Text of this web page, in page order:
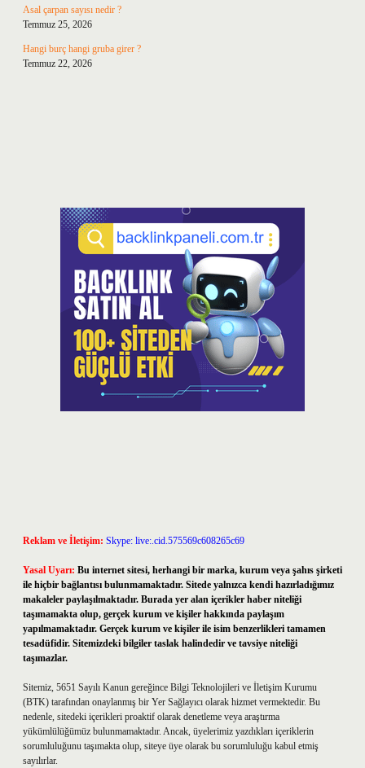
Asal çarpan sayısı nedir ?
Temmuz 25, 2026
Hangi burç hangi gruba girer ?
Temmuz 22, 2026
Reklam ve İletişim: Skype: live:.cid.575569c608265c69
Yasal Uyarı: Bu internet sitesi, herhangi bir marka, kurum veya şahıs şirketi
ile hiçbir bağlantısı bulunmamaktadır. Sitede yalnızca kendi hazırladığımız
makaleler paylaşılmaktadır. Burada yer alan içerikler haber niteliği
taşımamakta olup, gerçek kurum ve kişiler hakkında paylaşım
yapılmamaktadır. Gerçek kurum ve kişiler ile isim benzerlikleri tamamen
tesadüfidir. Sitemizdeki bilgiler taslak halindedir ve tavsiye niteliği
taşımazlar.
Sitemiz, 5651 Sayılı Kanun gereğince Bilgi Teknolojileri ve İletişim Kurumu
(BTK) tarafından onaylanmış bir Yer Sağlayıcı olarak hizmet vermektedir. Bu
nedenle, sitedeki içerikleri proaktif olarak denetleme veya araştırma
yükümlülüğümüz bulunmamaktadır. Ancak, üyelerimiz yazdıkları içeriklerin
sorumluluğunu taşımakta olup, siteye üye olarak bu sorumluluğu kabul etmiş
sayılırlar.